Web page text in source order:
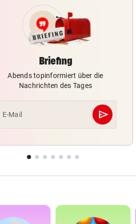
Briefing
Abends topinformiert über die
Nachrichten des Tages
E-Mail send
Abschicken